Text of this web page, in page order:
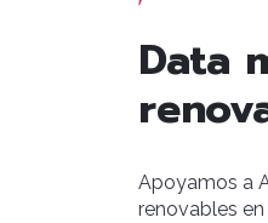
Data
Apoyamos a
renovables